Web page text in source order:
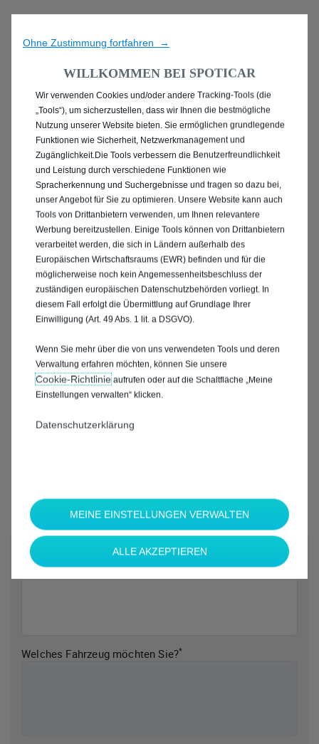
ENTDECKEN SIE ALLE
MIT BENZIN / MILD-
HYBRID ANTRIEB IN
DARMSTADT
Welche Marke möchten Sie?*
Welches Fahrzeug möchten Sie?*
Ohne Zustimmung fortfahren →
WILLKOMMEN BEI SPOTICAR
Wir verwenden Cookies und/oder andere Tracking-Tools (die
„Tools“), um sicherzustellen, dass wir Ihnen die bestmögliche
Nutzung unserer Website bieten. Sie ermöglichen grundlegende
Funktionen wie Sicherheit, Netzwerkmanagement und
Zugänglichkeit.Die Tools verbessern die Benutzerfreundlichkeit
und Leistung durch verschiedene Funktionen wie
Spracherkennung und Suchergebnisse und tragen so dazu bei,
unser Angebot für Sie zu optimieren. Unsere Website kann auch
Tools von Drittanbietern verwenden, um Ihnen relevantere
Werbung bereitzustellen. Einige Tools können von Drittanbietern
verarbeitet werden, die sich in Ländern außerhalb des
Europäischen Wirtschaftsraums (EWR) befinden und für die
möglicherweise noch kein Angemessenheitsbeschluss der
zuständigen europäischen Datenschutzbehörden vorliegt. In
diesem Fall erfolgt die Übermittlung auf Grundlage Ihrer
Einwilligung (Art. 49 Abs. 1 lit. a DSGVO).
Wenn Sie mehr über die von uns verwendeten Tools und deren
Verwaltung erfahren möchten, können Sie unsere
Cookie‑Richtlinieaufrufen oder auf die Schaltfläche „Meine
Einstellungen verwalten“ klicken.
Datenschutzerklärung
MEINE EINSTELLUNGEN VERWALTEN
ALLE AKZEPTIEREN